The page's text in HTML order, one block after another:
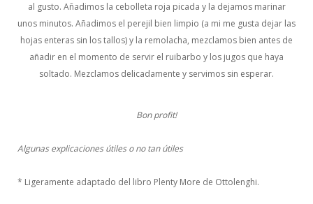
al gusto. Añadimos la cebolleta roja picada y la dejamos marinar
unos minutos. Añadimos el perejil bien limpio (a mi me gusta dejar las
hojas enteras sin los tallos) y la remolacha, mezclamos bien antes de
añadir en el momento de servir el ruibarbo y los jugos que haya
soltado. Mezclamos delicadamente y servimos sin esperar.
Bon profit!
Algunas explicaciones útiles o no tan útiles
* Ligeramente adaptado del libro Plenty More de Ottolenghi.